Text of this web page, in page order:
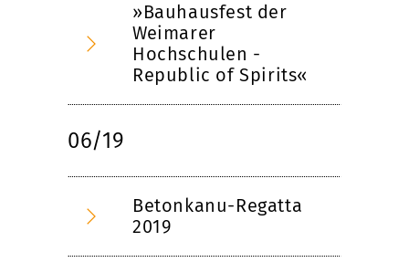
»Bauhausfest der
Weimarer
Hochschulen -
Republic of Spirits«
06/19
Betonkanu-Regatta
2019